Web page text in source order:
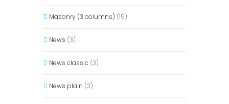
Masonry (3 columns) (15)
News (3)
News classic (3)
News plain (3)